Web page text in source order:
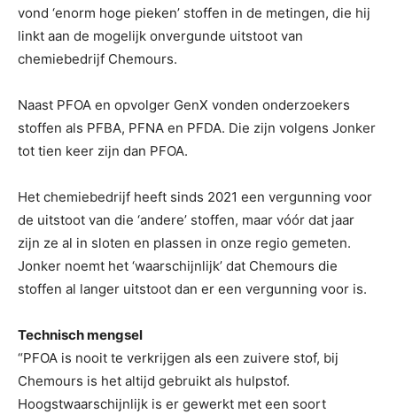
vond ‘enorm hoge pieken’ stoffen in de metingen, die hij
linkt aan de mogelijk onvergunde uitstoot van
chemiebedrijf Chemours.
Naast PFOA en opvolger GenX vonden onderzoekers
stoffen als PFBA, PFNA en PFDA. Die zijn volgens Jonker
tot tien keer zijn dan PFOA.
Het chemiebedrijf heeft sinds 2021 een vergunning voor
de uitstoot van die ‘andere’ stoffen, maar vóór dat jaar
zijn ze al in sloten en plassen in onze regio gemeten.
Jonker noemt het ‘waarschijnlijk’ dat Chemours die
stoffen al langer uitstoot dan er een vergunning voor is.
Technisch mengsel
“PFOA is nooit te verkrijgen als een zuivere stof, bij
Chemours is het altijd gebruikt als hulpstof.
Hoogstwaarschijnlijk is er gewerkt met een soort